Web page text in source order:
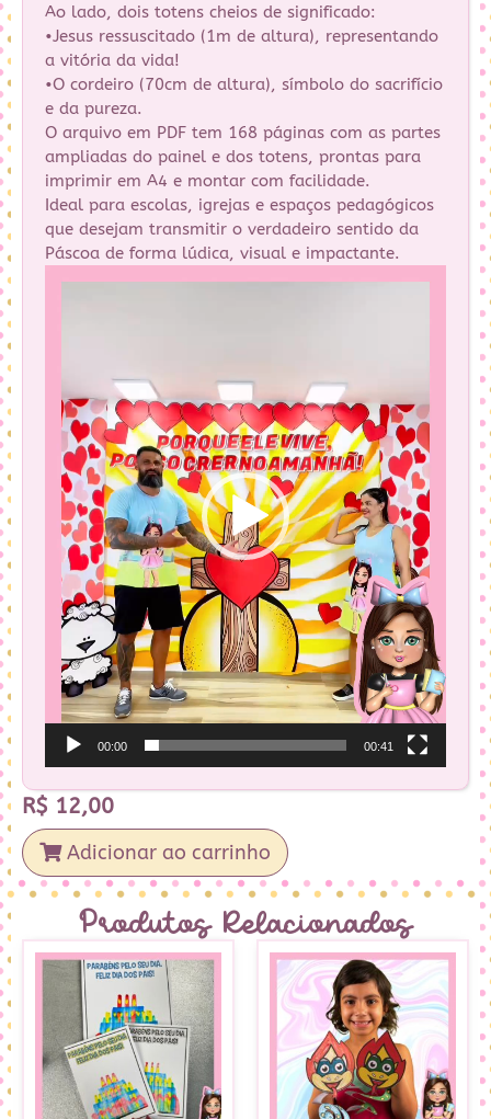
Ao lado, dois totens cheios de significado:
•Jesus ressuscitado (1m de altura), representando
a vitória da vida!
•O cordeiro (70cm de altura), símbolo do sacrifício
e da pureza.
O arquivo em PDF tem 168 páginas com as partes
ampliadas do painel e dos totens, prontas para
imprimir em A4 e montar com facilidade.
Ideal para escolas, igrejas e espaços pedagógicos
que desejam transmitir o verdadeiro sentido da
Páscoa de forma lúdica, visual e impactante.
00:00 00:41
R$ 12,00
Adicionar ao carrinho
Produtos Relacionados